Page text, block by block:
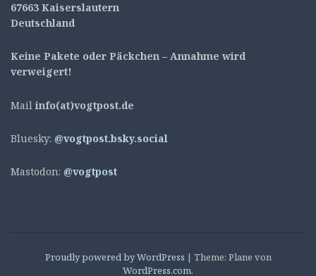
67663 Kaiserslautern
Deutschland
Keine Pakete oder Päckchen – Annahme wird
verweigert!
Mail info(at)vogtpost.de
Bluesky: @vogtpost.bsky.social
Mastodon: @vogtpost
Proudly powered by WordPress | Theme: Plane von
WordPress.com.